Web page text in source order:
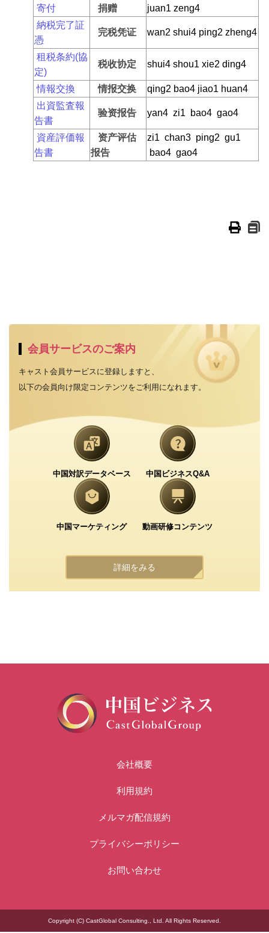
寄付 捐赠
juan1 zeng4
納税完了証
憑
完税凭证 wan2 shui4 ping2 zheng4
租税条約(協
定)
税收协定 shui4 shou1 xie2 ding4
情報交換 情报交换
qing2 bao4 jiao1 huan4
出資監査報
告書
验资报告 yan4 zi1 bao4 gao4
資産評価報
告書
资产评估
报告
zi1 chan3 ping2 gu1
bao4 gao4
会員サービスのご案内
キャスト会員サービスに登録しますと、
以下の会員向け限定コンテンツをご利用になれます。
中国対訳データベース 中国ビジネスQ&A
中国マーケティング 動画研修コンテンツ
詳細をみる
会社概要
利用規約
メルマガ配信規約
プライバシーポリシー
お問い合わせ
Copyright (C) CastGlobal Consulting., Ltd. All Rights Reserved.